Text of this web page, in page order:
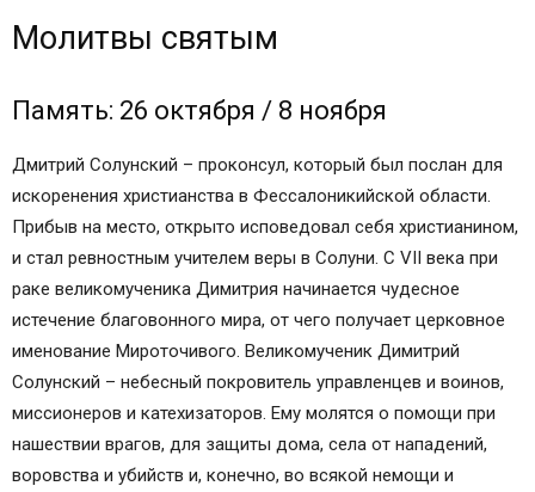
Солунскому
Молитвы святым
Память: 26 октября / 8 ноября
Тропарь великомученику Димитрию
Солунскому, глас 3
Кондак великомученику Димитрию Солунскому,
глас 2
Молитва великомученику Димитрию
Солунскому
Молитва великомученику Димитрию
Солунскому:
Акафист великомученику Димитрию
Солунскому:
Канон великомученику Димитрию Солунскому:
Молитвы святым
Память: 26 октября / 8 ноября
Дмитрий Солунский – проконсул, который был послан для
искоренения христианства в Фессалоникийской области.
Прибыв на место, открыто исповедовал себя христианином,
и стал ревностным учителем веры в Солуни. С VII века при
раке великомученика Димитрия начинается чудесное
истечение благовонного мира, от чего получает церковное
именование Мироточивого. Великомученик Димитрий
Солунский – небесный покровитель управленцев и воинов,
миссионеров и катехизаторов. Ему молятся о помощи при
нашествии врагов, для защиты дома, села от нападений,
воровства и убийств и, конечно, во всякой немощи и